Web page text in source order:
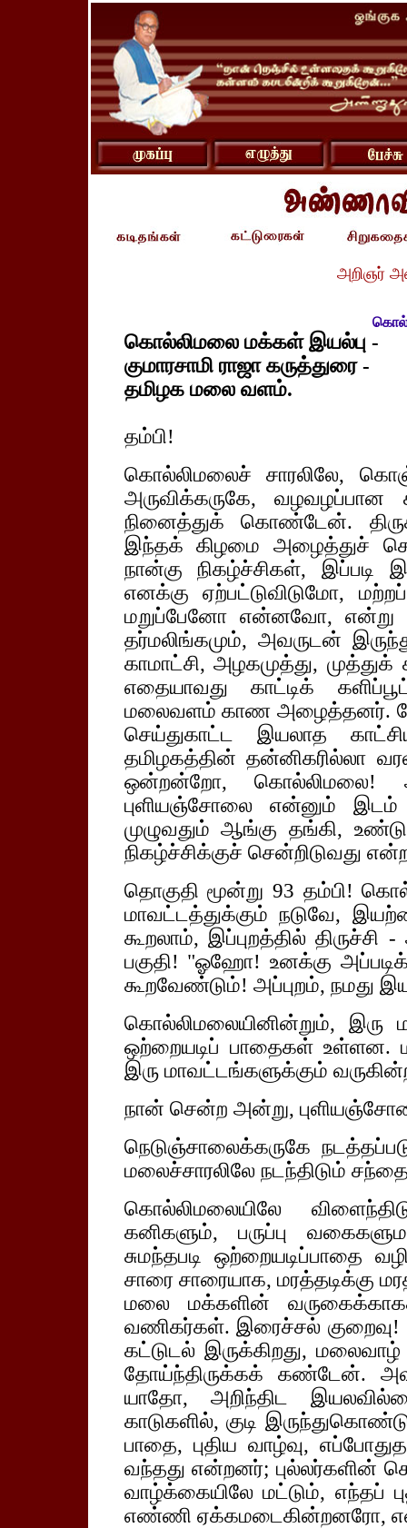
அறிஞர்
கொல்லிமலை மக்கள் இயல்பு -
குமாரசாமி ராஜா கருத்துரை -
தமிழக மலை வளம்.
தம்பி!
கொல்லிமலைச் சாரலிலே,
அருவிக்கருகே,
நினைத்துக் கொண்டேன்.
இந்தக் கிழமை அழைத்துச்
நான்கு நிகழ்ச்சிகள், இப்படி
எனக்கு ஏற்பட்டுவிடுமோ,
மறுப்பேனோ என்னவோ,
தர்மலிங்கமும், அவருடன்
காமாட்சி, அழகமுத்து,
எதையாவது காட்டிக்
மலைவளம் காண அழைத்தனர்.
செய்துகாட்ட இயலாத
தமிழகத்தின் தன்னிகரில்லா
ஒன்றன்றோ,
புளியஞ்சோலை என்னும்
முழுவதும் ஆங்கு தங்கி,
நிகழ்ச்சிக்குச் சென்றிடுவது
தொகுதி மூன்று 93 தம்பி!
மாவட்டத்துக்கும் நடுவே,
கூறலாம், இப்புறத்தில்
பகுதி! "ஓஹோ! உனக்கு
கூறவேண்டும்! அப்புறம், நமது
கொல்லிமலையினின்றும்,
ஒற்றையடிப் பாதைகள் உள்ளன.
இரு மாவட்டங்களுக்கும்
நான் சென்ற அன்று,
நெடுஞ்சாலைக்கருகே
மலைச்சாரலிலே நடந்திடும்
கொல்லிமலையிலே
கனிகளும், பருப்பு
சுமந்தபடி
சாரை சாரையாக, மரத்தடிக்கு
மலை மக்களின்
வணிகர்கள். இரைச்சல் குறைவு!
கட்டுடல் இருக்கிறது,
தோய்ந்திருக்கக் கண்டேன்.
யாதோ, அறிந்திட
காடுகளில், குடி
பாதை, புதிய வாழ்வு,
வந்தது என்றனர்; புல்லர்களின்
வாழ்க்கையிலே மட்டும், எந்தப்
எண்ணி ஏக்கமடைகின்றனரோ,